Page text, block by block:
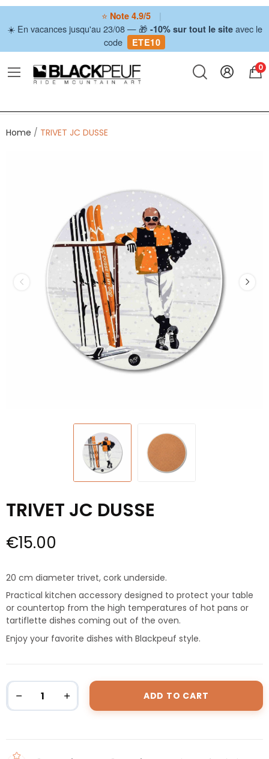
⭐ Note 4.9/5
|
☀️ En vacances jusqu'au 23/08 — 🎁 -10% sur tout le siteavec le
code
ETE10
0
Home TRIVET JC DUSSE
TRIVET JC DUSSE
€15.00
20 cm diameter trivet, cork underside.
Practical kitchen accessory designed to protect your table
or countertop from the high temperatures of hot pans or
tartiflette dishes coming out of the oven.
Enjoy your favorite dishes with Blackpeuf style.
ADD TO CART